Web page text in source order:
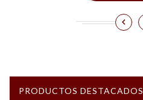
PRODUCTOS DESTACADOS